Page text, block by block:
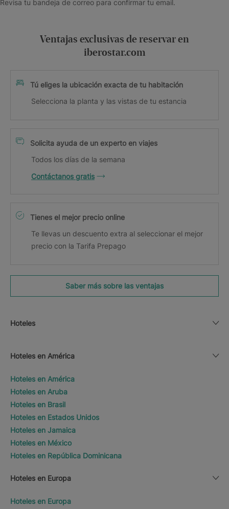
Revisa tu bandeja de correo para confirmar tu email.
Ventajas exclusivas de reservar en
iberostar.com
Tú eliges la ubicación exacta de tu habitación
Selecciona la planta y las vistas de tu estancia
Solicita ayuda de un experto en viajes
Todos los días de la semana
Contáctanos gratis
Tienes el mejor precio online
Te llevas un descuento extra al seleccionar el mejor
precio con la Tarifa Prepago
Saber más sobre las ventajas
Hoteles
Hoteles en América
Hoteles en América
Hoteles en Aruba
Hoteles en Brasil
Hoteles en Estados Unidos
Hoteles en Jamaica
Hoteles en México
Hoteles en República Dominicana
Hoteles en Europa
Hoteles en Europa